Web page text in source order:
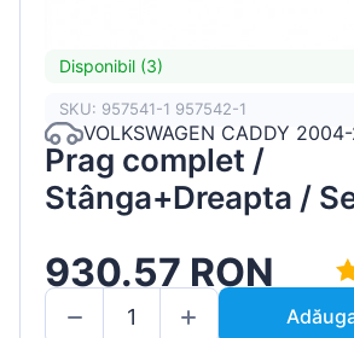
Disponibil (3)
SKU: 957541-1 957542-1
VOLKSWAGEN CADDY
Prag complet /
Stânga+Dreapta /
930.57 RON